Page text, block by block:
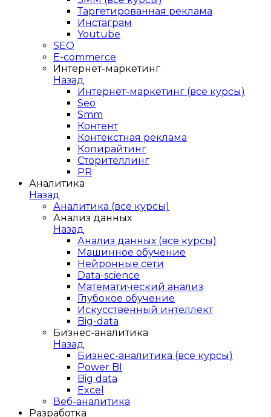
Таргетированная реклама
Инстаграм
Youtube
SEO
E-сommerce
Интернет-маркетинг
Назад
Интернет-маркетинг (все курсы)
Seo
Smm
Контент
Контекстная реклама
Копирайтинг
Сторителлинг
PR
Аналитика
Назад
Аналитика (все курсы)
Анализ данных
Назад
Анализ данных (все курсы)
Машинное обучение
Нейронные сети
Data-science
Математический анализ
Глубокое обучение
Искусственный интеллект
Big-data
Бизнес-аналитика
Назад
Бизнес-аналитика (все курсы)
Power BI
Big data
Excel
Веб-аналитика
Разработка